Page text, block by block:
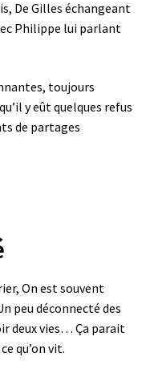
De Gilles échangeant
Philippe lui parlant
toujours
y eût quelques refus
de partages
On est souvent
peu déconnecté des
deux vies… Ça parait
qu’on vit.